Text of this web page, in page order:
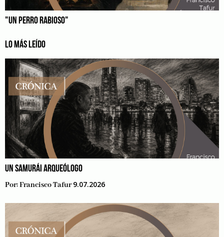
"UN PERRO RABIOSO"
LO MÁS LEÍDO
UN SAMURÁI ARQUEÓLOGO
Por:Francisco Tafur 9.07.2026